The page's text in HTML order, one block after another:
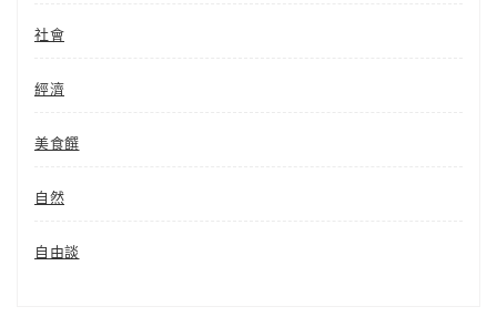
社會
經濟
美食饌
自然
自由談